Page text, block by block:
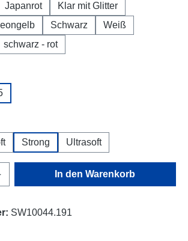
Japanrot
Klar mit Glitter
Schwarz
Weiß
schwarz - rot
Strong Ultrasoft
Gib den gewünschten
In den Warenkorb
SW10044.191